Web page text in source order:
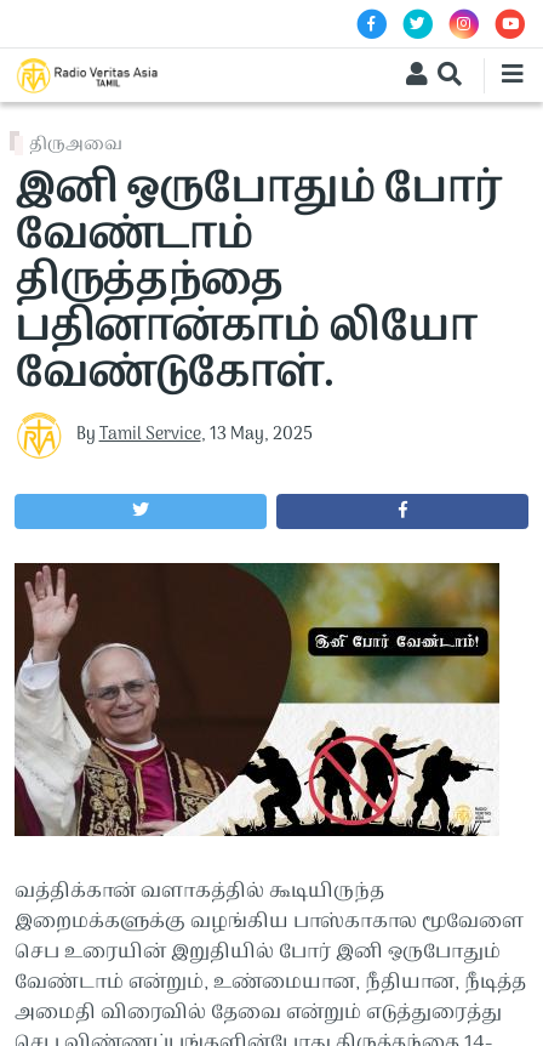
திருஅவை
இனி ஒருபோதும் போர்
வேண்டாம்
திருத்தந்தை
பதினான்காம் லியோ
வேண்டுகோள்.
ByTamil Service,13 May, 2025
வத்திக்கான் வளாகத்தில் கூடியிருந்த
இறைமக்களுக்கு வழங்கிய பாஸ்காகால மூவேளை
செப உரையின் இறுதியில் போர் இனி ஒருபோதும்
வேண்டாம் என்றும், உண்மையான, நீதியான, நீடித்த
அமைதி விரைவில் தேவை என்றும் எடுத்துரைத்து